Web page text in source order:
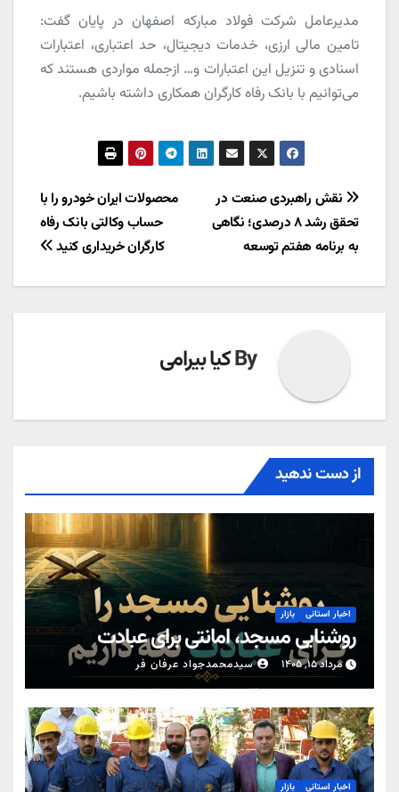
مدیرعامل شرکت فولاد مبارکه اصفهان در پایان گفت:
تامین مالی ارزی، خدمات دیجیتال، حد اعتباری، اعتبارات
اسنادی و تنزیل این اعتبارات و… ازجمله مواردی هستند که
می‌توانیم با بانک رفاه کارگران همکاری داشته باشیم.
راهبری
نوشته
محصولات ایران خودرو را با
حساب وکالتی بانک رفاه
کارگران خریداری کنید
نقش راهبردی صنعت در
تحقق رشد ۸ درصدی؛ نگاهی
به برنامه هفتم توسعه
Byکیا بیرامی
از دست ندهید
اخبار استانی بازار
روشنایی مسجد، امانتی برای عبادت
مرداد ۱۵, ۱۴۰۵ سیدمحمدجواد عرفان فر
اخبار استانی بازار